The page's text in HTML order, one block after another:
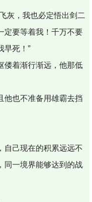
灰，我也必定悟出剑二
定要等着我！千万不要
早死！”
着渐行渐远，他那低
也不准备用雄霸去挡
己现在的积累远远不
同一境界能够达到的战